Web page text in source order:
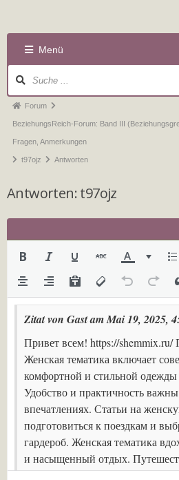
Menü
Forum
BeziehungsReich-Forum: Band III
Fragen, Anmerkungen
t97ojz Antworten
Antworten: t97ojz